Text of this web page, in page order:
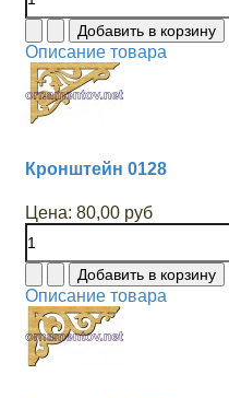
Описание товара
Кронштейн 0128
Цена: 80,00 руб
Описание товара